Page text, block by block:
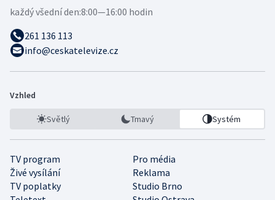
každý všední den:8:00—16:00 hodin
261 136 113
info@ceskatelevize.cz
Vzhled
Světlý Tmavý Systém
TV program
Pro média
Živé vysílání
Reklama
TV poplatky
Studio Brno